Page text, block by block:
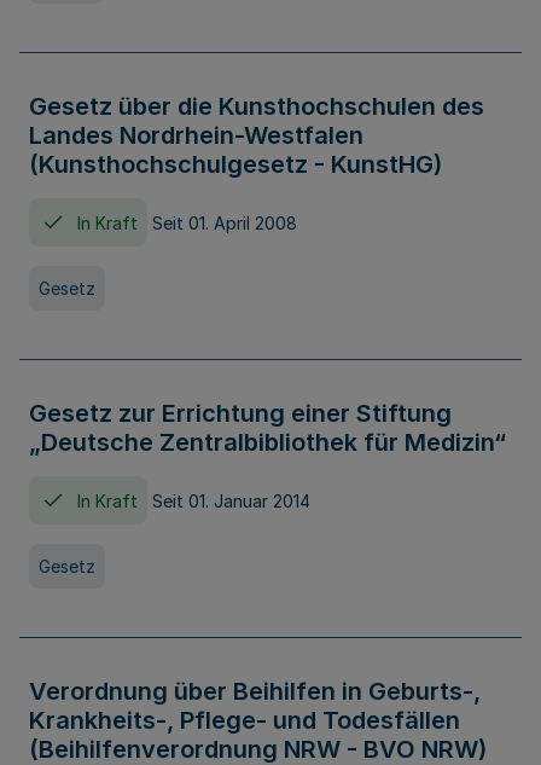
Gesetz über die Kunsthochschulen des
Landes Nordrhein-Westfalen
(Kunsthochschulgesetz - KunstHG)
In Kraft Seit 01. April 2008
Gesetz
Gesetz zur Errichtung einer Stiftung
„Deutsche Zentralbibliothek für Medizin“
In Kraft Seit 01. Januar 2014
Gesetz
Verordnung über Beihilfen in Geburts-,
Krankheits-, Pflege- und Todesfällen
(Beihilfenverordnung NRW - BVO NRW)